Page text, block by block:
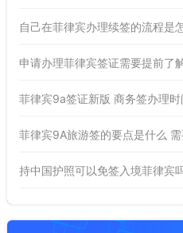
自己在菲律宾办理续签的流程是
申请办理菲律宾签证需要提前了
菲律宾9a签证新版 商务签办理时
菲律宾9A旅游签的要点是什么
持中国护照可以免签入境菲律宾